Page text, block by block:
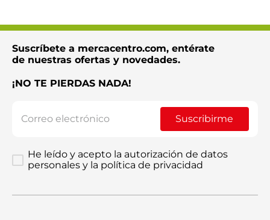
Suscríbete a mercacentro.com, entérate
de nuestras ofertas y novedades.
¡NO TE PIERDAS NADA!
Suscribirme
He leído y acepto la autorización de datos
personales y la política de privacidad